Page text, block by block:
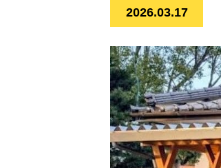
2026.03.17